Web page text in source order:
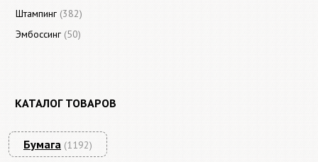
Штампинг (382)
Эмбоссинг (50)
КАТАЛОГ ТОВАРОВ
Бумага (1192)